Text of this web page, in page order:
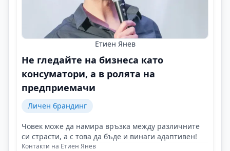
Етиен Янев
Не гледайте на бизнеса като
консуматори, а в ролята на
предприемачи
Личен брандинг
Човек може да намира връзка между различните
си страсти, а с това да бъде и винаги адаптивен!
Контакти на Етиен Янев